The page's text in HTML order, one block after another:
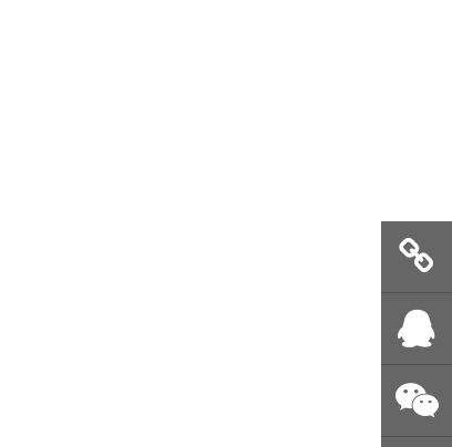
即时推送
留言
QQ客服